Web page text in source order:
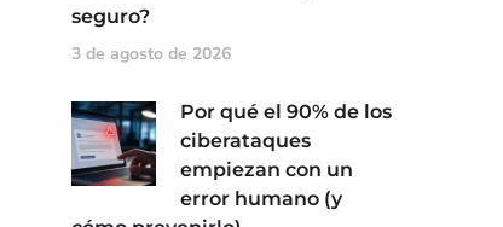
seguro?
3 de agosto de 2026
Por qué el 90% de los
ciberataques
empiezan con un
error humano (y